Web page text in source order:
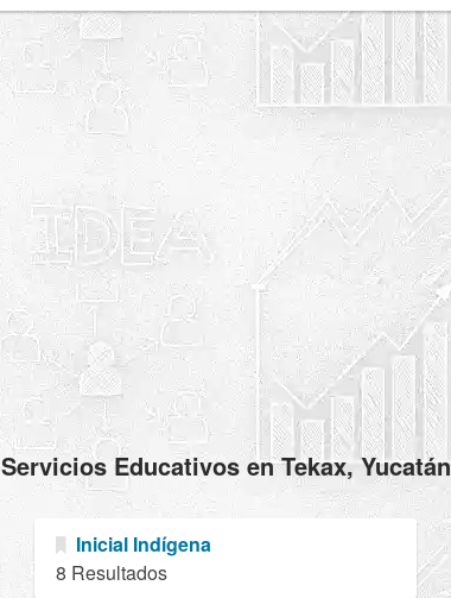
Servicios Educativos en Tekax, Yucatán
Inicial Indígena
8 Resultados